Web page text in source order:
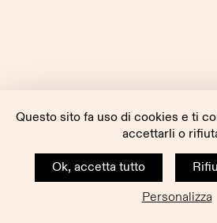
Questo sito fa uso di cookies e ti
accettarli o
Ok, accetta tutto
Personalizza